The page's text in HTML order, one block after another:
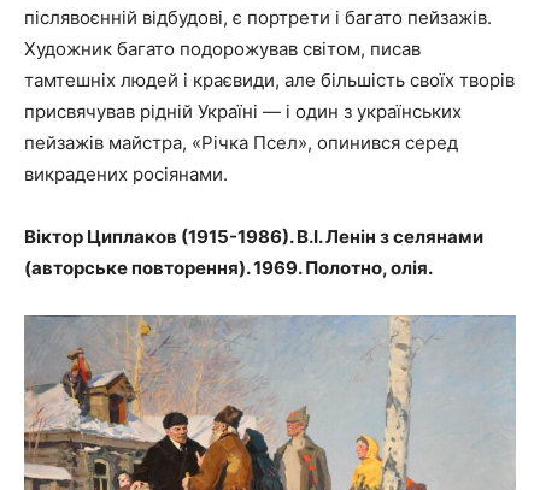
післявоєнній відбудові, є портрети і багато пейзажів.
Художник багато подорожував світом, писав
тамтешніх людей і краєвиди, але більшість своїх творів
присвячував рідній Україні — і один з українських
пейзажів майстра, «Річка Псел», опинився серед
викрадених росіянами.
Віктор Циплаков (1915-1986). В.І. Ленін з селянами
(авторське повторення). 1969. Полотно, олія.